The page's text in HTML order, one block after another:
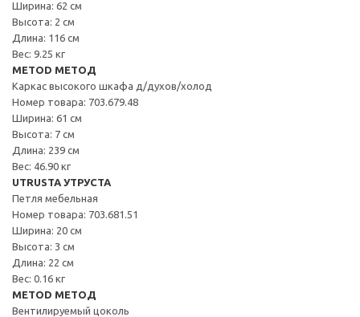
Ширина: 62 см
Высота: 2 см
Длина: 116 см
Вес: 9.25 кг
METOD МЕТОД
Каркас высокого шкафа д/духов/холод
Номер товара: 703.679.48
Ширина: 61 см
Высота: 7 см
Длина: 239 см
Вес: 46.90 кг
UTRUSTA УТРУСТА
Петля мебельная
Номер товара: 703.681.51
Ширина: 20 см
Высота: 3 см
Длина: 22 см
Вес: 0.16 кг
METOD МЕТОД
Вентилируемый цоколь